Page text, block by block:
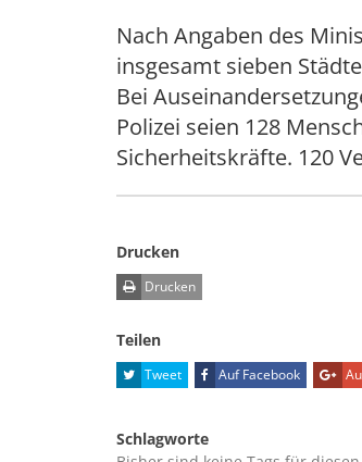
Nach Angaben des
insgesamt sieben
Bei
Polizei seien 128
Sicherheitskräfte. 120
Drucken
Drucken
Teilen
Tweet Auf Facebook
Schlagworte